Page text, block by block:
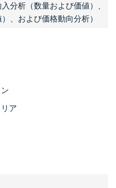
分析（数量および価値）、
、および価格動向分析）
ア